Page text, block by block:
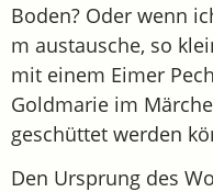
Boden? Oder wenn
m austausche, so
mit einem Eimer
Goldmarie im
geschüttet werden
Den Ursprung des